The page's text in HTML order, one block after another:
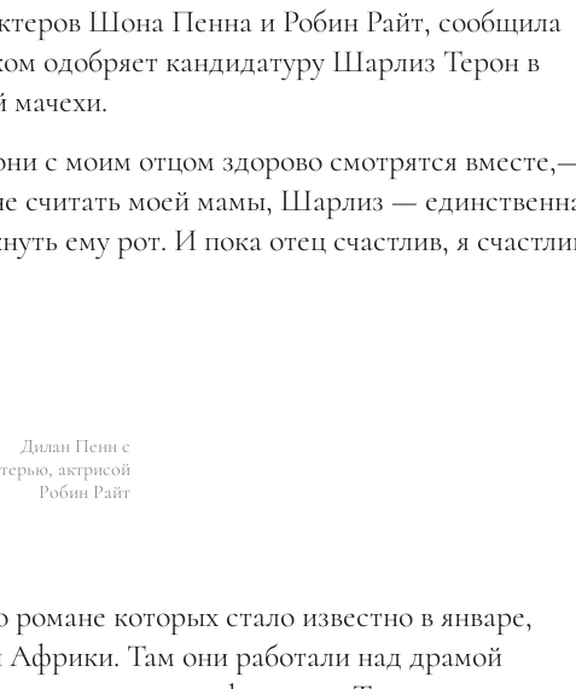
Шона Пенна и Робин Райт, сообщила
одобряет кандидатуру Шарлиз Терон в
мачехи.
с моим отцом здорово смотрятся
считать моей мамы, Шарлиз —
ему рот. И пока отец счастлив, я
Дилан Пенн с
актрисой
Робин Райт
которых стало известно в январе,
Там они работали над драмой